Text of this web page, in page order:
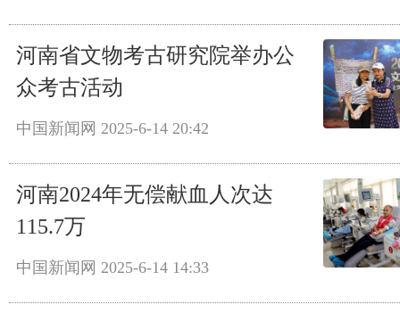
河南省文物考古研究院举办公
众考古活动
中国新闻网 2025-6-14 20:42
河南2024年无偿献血人次达
115.7万
中国新闻网 2025-6-14 14:33